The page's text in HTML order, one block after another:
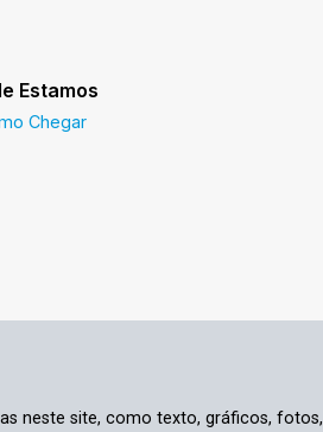
Estamos
Chegar
neste site, como texto, gráficos, fotos,